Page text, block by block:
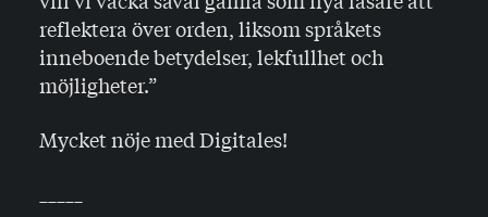
reflektera över orden, liksom språkets
inneboende betydelser, lekfullhet och
möjligheter.”
Mycket nöje med Digitales!